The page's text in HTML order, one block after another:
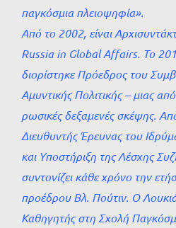
παγκόσμια πλειοψηφία».
Από το 2002, είναι
Russia in Global Affairs. Το
διορίστηκε Πρόεδρος του
Αμυντικής Πολιτικής – μιας
ρωσικές δεξαμενές σκέψης.
Διευθυντής Έρευνας του
και Υποστήριξη της Λέσχης
συντονίζει κάθε χρόνο την
προέδρου Βλ. Πούτιν. Ο
Καθηγητής στη Σχολή